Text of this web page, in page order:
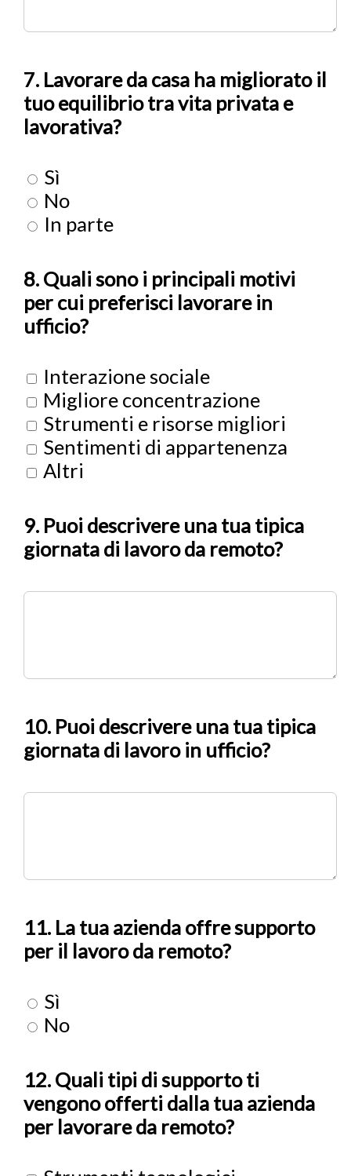
7. Lavorare da casa ha migliorato il
tuo equilibrio tra vita privata e
lavorativa?
Sì
No
In parte
8. Quali sono i principali motivi
per cui preferisci lavorare in
ufficio?
Interazione sociale
Migliore concentrazione
Strumenti e risorse migliori
Sentimenti di appartenenza
Altri
9. Puoi descrivere una tua tipica
giornata di lavoro da remoto?
10. Puoi descrivere una tua tipica
giornata di lavoro in ufficio?
11. La tua azienda offre supporto
per il lavoro da remoto?
Sì
No
12. Quali tipi di supporto ti
vengono offerti dalla tua azienda
per lavorare da remoto?